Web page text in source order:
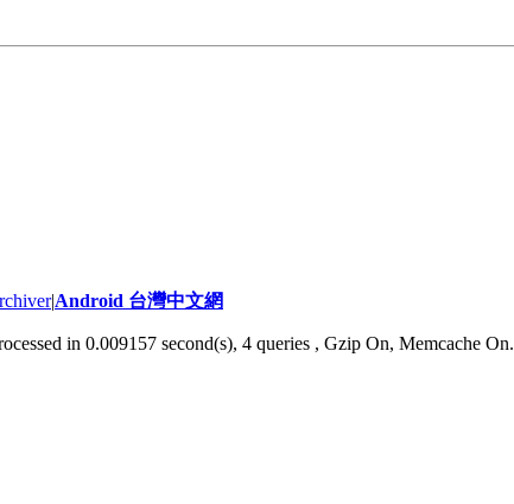
|Android 台灣中文網
in 0.009157 second(s), 4 queries , Gzip On, Memcache On.